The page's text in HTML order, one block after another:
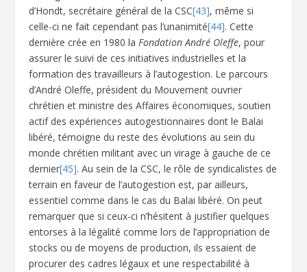
d’Hondt, secrétaire général de la CSC[43], même si
celle-ci ne fait cependant pas l’unanimité[44]. Cette
dernière crée en 1980 laFondation André Oleffe, pour
assurer le suivi de ces initiatives industrielles et la
formation des travailleurs à l’autogestion. Le parcours
d’André Oleffe, président du Mouvement ouvrier
chrétien et ministre des Affaires économiques, soutien
actif des expériences autogestionnaires dont le Balai
libéré, témoigne du reste des évolutions au sein du
monde chrétien militant avec un virage à gauche de ce
dernier[45]. Au sein de la CSC, le rôle de syndicalistes de
terrain en faveur de l’autogestion est, par ailleurs,
essentiel comme dans le cas du Balai libéré. On peut
remarquer que si ceux-ci n’hésitent à justifier quelques
entorses à la légalité comme lors de l’appropriation de
stocks ou de moyens de production, ils essaient de
procurer des cadres légaux et une respectabilité à